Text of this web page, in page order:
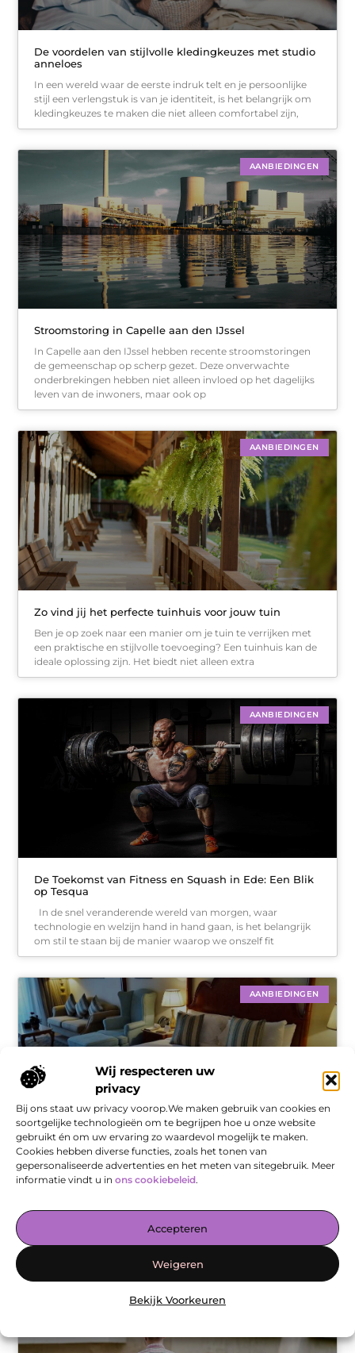
Wij respecteren uw
privacy
Bij ons staat uw privacy voorop.We maken gebruik van cookies en
soortgelijke technologieën om te begrijpen hoe u onze website
gebruikt én om uw ervaring zo waardevol mogelijk te maken.
Cookies hebben diverse functies, zoals het tonen van
gepersonaliseerde advertenties en het meten van sitegebruik. Meer
informatie vindt u in ons cookiebeleid.
Accepteren
Weigeren
Bekijk Voorkeuren
De voordelen van stijlvolle kledingkeuzes met studio
anneloes
In een wereld waar de eerste indruk telt en je persoonlijke
stijl een verlengstuk is van je identiteit, is het belangrijk om
kledingkeuzes te maken die niet alleen comfortabel zijn,
AANBIEDINGEN
Stroomstoring in Capelle aan den IJssel
In Capelle aan den IJssel hebben recente stroomstoringen
de gemeenschap op scherp gezet. Deze onverwachte
onderbrekingen hebben niet alleen invloed op het dagelijks
leven van de inwoners, maar ook op
AANBIEDINGEN
Zo vind jij het perfecte tuinhuis voor jouw tuin
Ben je op zoek naar een manier om je tuin te verrijken met
een praktische en stijlvolle toevoeging? Een tuinhuis kan de
ideale oplossing zijn. Het biedt niet alleen extra
AANBIEDINGEN
De Toekomst van Fitness en Squash in Ede: Een Blik
op Tesqua
In de snel veranderende wereld van morgen, waar
technologie en welzijn hand in hand gaan, is het belangrijk
om stil te staan bij de manier waarop we onszelf fit
AANBIEDINGEN
Hoe zorg je goed voor je dekbedovertrek? Vijf
onderhoudstips voor een langere levensduur en
frisse u
uitstraling Wanneer is de laatste keer dat jij je
dekbedovertrek hebt schoongemaakt? Als je je